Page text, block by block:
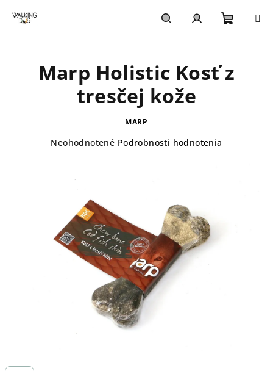
košík
Marp Holistic Kosť z
tresčej kože
MARP
Priemerné
hviezdičiek.
Neohodnotené Podrobnosti hodnotenia